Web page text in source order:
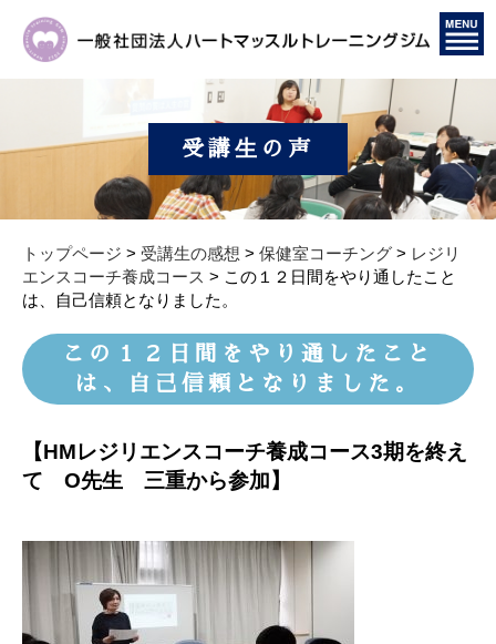
受講生の声
トップページ > 受講生の感想 > 保健室コーチング > レジリ
エンスコーチ養成コース > この１２日間をやり通したこと
は、自己信頼となりました。
この１２日間をやり通したこと
は、自己信頼となりました。
【HMレジリエンスコーチ養成コース3期を終え
て O先生 三重から参加】